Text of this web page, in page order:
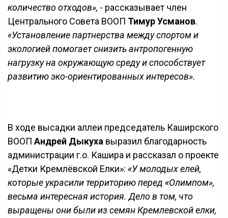
количество отходов», - рассказывает член
Центрального Совета ВООП Тимур Усманов.
«Установление партнерства между спортом и
экологией помогает снизить антропогенную
нагрузку на окружающую среду и способствует
развитию эко-ориентированных интересов».
В ходе высадки аллеи председатель Каширского
ВООП Андрей Дыкуха выразил благодарность
администрации г.о. Кашира и рассказал о проекте
«Детки Кремлёвской Елки»: «У молодых елей,
которые украсили территорию перед «Олимпом»,
весьма интересная история. Дело в том, что
выращены они были из семян Кремлевской елки,